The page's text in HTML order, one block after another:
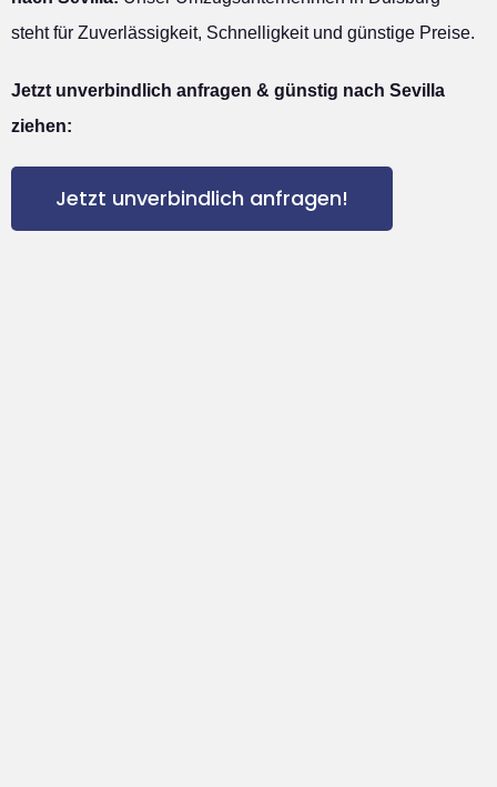
steht für Zuverlässigkeit, Schnelligkeit und günstige Preise.
Jetzt unverbindlich anfragen & günstig nach Sevilla
ziehen:
Jetzt unverbindlich anfragen!